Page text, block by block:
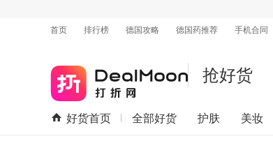
首页
排行榜 德国攻略 德国药推荐 手机合同
抢好货
好货首页 全部好货 护肤 美妆